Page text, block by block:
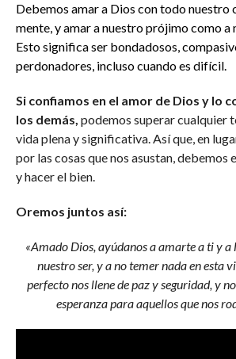
Debemos amar a Dios con todo nuestro
mente, y amar a nuestro prójimo como a
Esto significa ser bondadosos,
perdonadores, incluso cuando es difícil.
Si confiamos en el amor de Dios y lo
los demás, podemos superar cualquier
vida plena y significativa. Así que, en
por las cosas que nos asustan, debemos
y hacer el bien.
Oremos juntos así:
«Amado Dios, ayúdanos a amarte a ti y a
nuestro ser, y a no temer nada en esta
perfecto nos llene de paz y seguridad, y
esperanza para aquellos que nos